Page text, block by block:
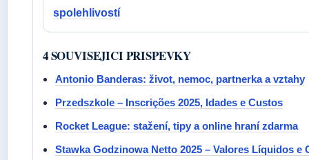
spolehlivostí
4 SOUVISEJICI PRISPEVKY
Antonio Banderas: život, nemoc, partnerka a vztahy
Przedszkole – Inscrições 2025, Idades e Custos
Rocket League: stažení, tipy a online hraní zdarma
Stawka Godzinowa Netto 2025 – Valores Líquidos e